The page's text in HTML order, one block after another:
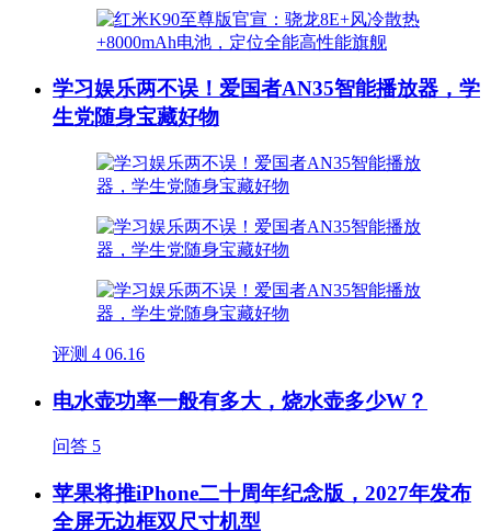
学习娱乐两不误！爱国者AN35智能播放器，学
生党随身宝藏好物
评测 4 06.16
电水壶功率一般有多大，烧水壶多少W？
问答 5
苹果将推iPhone二十周年纪念版，2027年发布
全屏无边框双尺寸机型